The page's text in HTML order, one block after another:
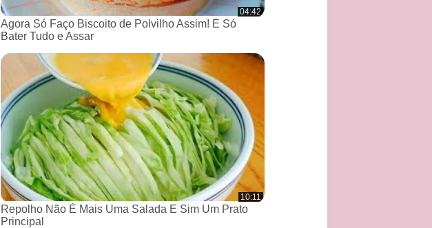
04:42
Agora Só Faço Biscoito de Polvilho Assim! É Só
Bater Tudo e Assar
10:11
Repolho Não É Mais Uma Salada E Sim Um Prato
Principal